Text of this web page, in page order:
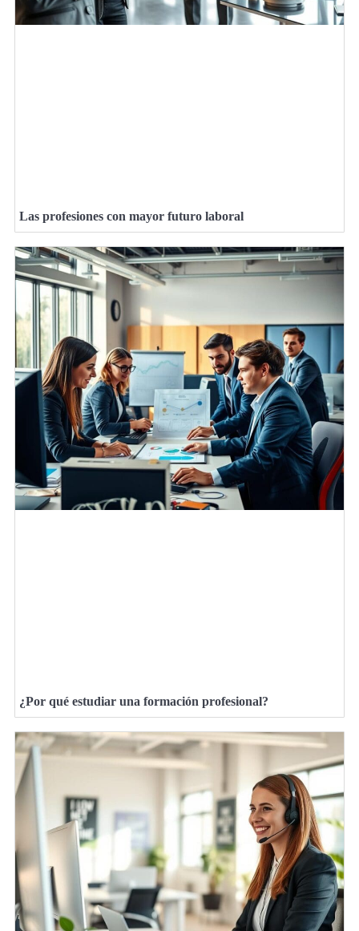
Las profesiones con mayor futuro laboral
¿Por qué estudiar una formación profesional?